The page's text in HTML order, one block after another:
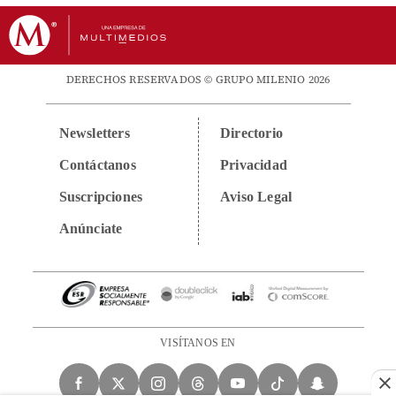
DERECHOS RESERVADOS © GRUPO MILENIO 2026
Newsletters
Contáctanos
Suscripciones
Anúnciate
Directorio
Privacidad
Aviso Legal
VISÍTANOS EN